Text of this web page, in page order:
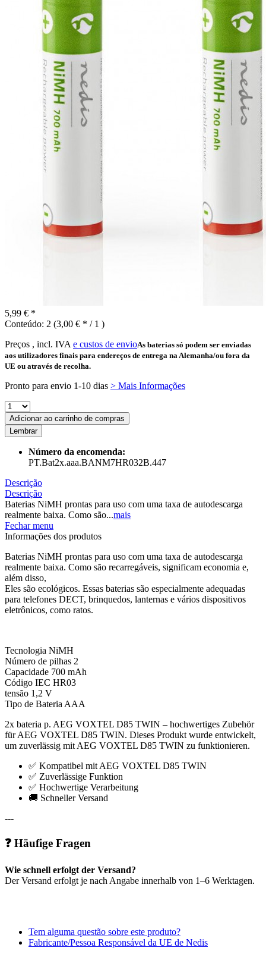
5,99 € *
Conteúdo: 2 (3,00 € * / 1 )
Preços , incl. IVA e custos de envioAs baterias só podem ser enviadas
aos utilizadores finais para endereços de entrega na Alemanha/ou fora da
UE ou através de recolha.
Pronto para envio 1-10 dias > Mais Informações
Adicionar ao carrinho de compras
Lembrar
Número da encomenda:
PT.Bat2x.aaa.BANM7HR032B.447
Descrição
Descrição
Baterias NiMH prontas para uso com uma taxa de autodescarga
realmente baixa. Como são...mais
Fechar menu
Informações dos produtos
Baterias NiMH prontas para uso com uma taxa de autodescarga
realmente baixa. Como são recarregáveis, significam economia e,
além disso,
Eles são ecológicos. Essas baterias são especialmente adequadas
para telefones DECT, brinquedos, lanternas e vários dispositivos
eletrônicos, como ratos.
Tecnologia NiMH
Número de pilhas 2
Capacidade 700 mAh
Código IEC HR03
tensão 1,2 V
Tipo de Bateria AAA
2x bateria p. AEG VOXTEL D85 TWIN – hochwertiges Zubehör
für AEG VOXTEL D85 TWIN. Dieses Produkt wurde entwickelt,
um zuverlässig mit AEG VOXTEL D85 TWIN zu funktionieren.
✅ Kompatibel mit AEG VOXTEL D85 TWIN
✅ Zuverlässige Funktion
✅ Hochwertige Verarbeitung
🚚 Schneller Versand
---
❓ Häufige Fragen
Wie schnell erfolgt der Versand?
Der Versand erfolgt je nach Angabe innerhalb von 1–6 Werktagen.
Tem alguma questão sobre este produto?
Fabricante/Pessoa Responsável da UE de Nedis